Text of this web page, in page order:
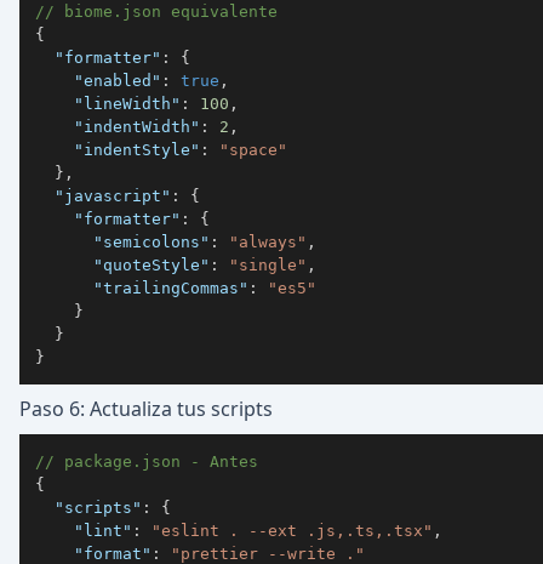
// biome.json equivalente
{
"formatter" :
{
"enabled" : true ,
"lineWidth" : 100 ,
"indentWidth" : 2 ,
"indentStyle" :
"space"
} ,
"javascript" :
{
"formatter" :
{
"semicolons" : "always" ,
"quoteStyle" : "single" ,
"trailingCommas" :
"es5"
}
}
}
Paso 6: Actualiza tus scripts
// package.json - Antes
{
"scripts" :
{
"lint" : "eslint . --ext .js,.ts,.tsx" ,
"format" :
"prettier --write ."